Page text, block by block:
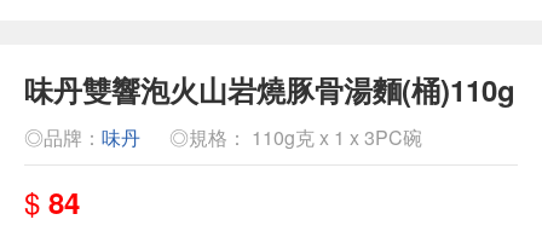
味丹雙響泡火山岩燒豚骨湯麵(桶)110g
◎品牌： 味丹 ◎規格： 110g克 x 1 x 3PC碗
$ 84